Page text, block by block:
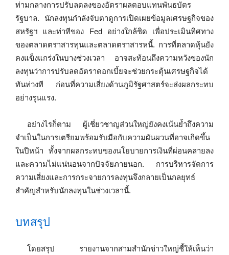
ท่ามกลางการปรับลดลงของอัตราผลตอบแทนพันธบัตร
รัฐบาล. นักลงทุนกำลังจับตาดูการเปิดเผยข้อมูลเศรษฐกิจของ
สหรัฐฯ และท่าทีของ Fed อย่างใกล้ชิด เพื่อประเมินทิศทาง
ของตลาดตราสารทุนและตลาดตราสารหนี้. การที่ตลาดหุ้นยัง
คงแข็งแกร่งในบางช่วงเวลา อาจสะท้อนถึงความหวังของนัก
ลงทุนว่าการปรับลดอัตราดอกเบี้ยจะช่วยกระตุ้นเศรษฐกิจได้
ทันท่วงที ก่อนที่ความเสี่ยงด้านภูมิรัฐศาสตร์จะส่งผลกระทบ
อย่างรุนแรง.
อย่างไรก็ตาม ผู้เชี่ยวชาญส่วนใหญ่ยังคงเน้นย้ำถึงความ
จำเป็นในการเตรียมพร้อมรับมือกับความผันผวนที่อาจเกิดขึ้น
ในปีหน้า ทั้งจากผลกระทบของนโยบายการเงินที่ผ่อนคลายลง
และความไม่แน่นอนจากปัจจัยภายนอก. การบริหารจัดการ
ความเสี่ยงและการกระจายการลงทุนจึงกลายเป็นกลยุทธ์
สำคัญสำหรับนักลงทุนในช่วงเวลานี้.
บทสรุป
โดยสรุป รายงานจากสามสำนักข่าวใหญ่ชี้ให้เห็นว่า